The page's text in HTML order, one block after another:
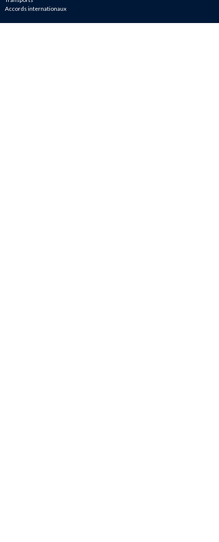
Accords internationaux